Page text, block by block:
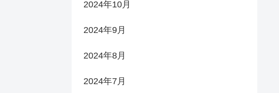
2024年10月
2024年9月
2024年8月
2024年7月